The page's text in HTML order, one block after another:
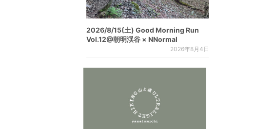
2026/8/15(土) Good Morning Run
Vol.12@朝明渓谷 × NNormal
2026年8月4日